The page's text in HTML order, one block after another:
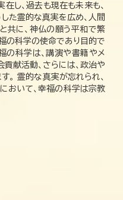
し、過去も現在も未来も、
た霊的な真実を広め、人間
共に、神仏の願う平和で繁
の科学の使命であり目的で
の科学は、講演や書籍やメ
献活動、さらには、政治や
。 霊的な真実が忘れられ、
おいて、幸福の科学は宗教